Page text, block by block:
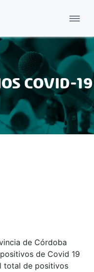
COVID-19
de Córdoba
de Covid 19
total de positivos